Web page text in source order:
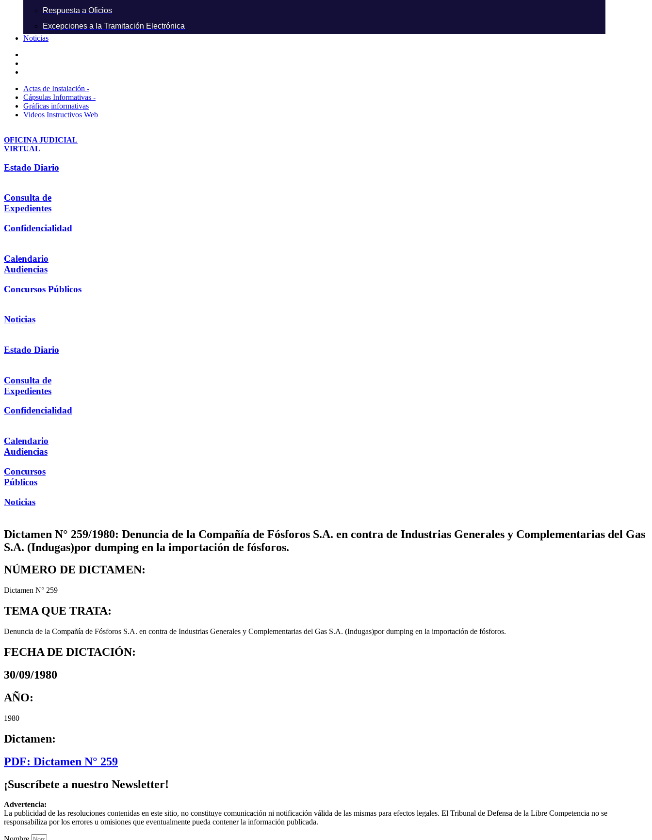
Respuesta a Oficios
Excepciones a la Tramitación Electrónica
Noticias
Actas de Instalación -
Cápsulas Informativas -
Gráficas informativas
Videos Instructivos Web
OFICINA JUDICIAL
VIRTUAL
Estado Diario
Consulta de
Expedientes
Confidencialidad
Calendario
Audiencias
Concursos Públicos
Noticias
Estado Diario
Consulta de
Expedientes
Confidencialidad
Calendario
Audiencias
Concursos
Públicos
Noticias
Dictamen N° 259/1980: Denuncia de la Compañía de Fósforos S.A. en contra de Industrias Generales y Complementarias del Gas
S.A. (Indugas)por dumping en la importación de fósforos.
NÚMERO DE DICTAMEN:
Dictamen N° 259
TEMA QUE TRATA:
Denuncia de la Compañía de Fósforos S.A. en contra de Industrias Generales y Complementarias del Gas S.A. (Indugas)por dumping en la importación de fósforos.
FECHA DE DICTACIÓN:
30/09/1980
AÑO:
1980
Dictamen:
PDF: Dictamen N° 259
¡Suscríbete a nuestro Newsletter!
Advertencia:
La publicidad de las resoluciones contenidas en este sitio, no constituye comunicación ni notificación válida de las mismas para efectos legales. El Tribunal de Defensa de la Libre Competencia no se
responsabiliza por los errores u omisiones que eventualmente pueda contener la información publicada.